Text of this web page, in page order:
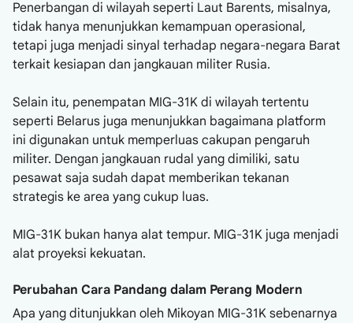
Penerbangan di wilayah seperti Laut Barents, misalnya,
tidak hanya menunjukkan kemampuan operasional,
tetapi juga menjadi sinyal terhadap negara-negara Barat
terkait kesiapan dan jangkauan militer Rusia.
Selain itu, penempatan MIG-31K di wilayah tertentu
seperti Belarus juga menunjukkan bagaimana platform
ini digunakan untuk memperluas cakupan pengaruh
militer. Dengan jangkauan rudal yang dimiliki, satu
pesawat saja sudah dapat memberikan tekanan
strategis ke area yang cukup luas.
MIG-31K bukan hanya alat tempur. MIG-31K juga menjadi
alat proyeksi kekuatan.
Perubahan Cara Pandang dalam Perang Modern
Apa yang ditunjukkan oleh Mikoyan MIG-31K sebenarnya